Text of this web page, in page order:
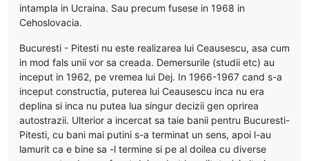
intampla in Ucraina. Sau precum fusese in 1968 in
Cehoslovacia.
Bucuresti - Pitesti nu este realizarea lui Ceausescu, asa cum
in mod fals unii vor sa creada. Demersurile (studii etc) au
inceput in 1962, pe vremea lui Dej. In 1966-1967 cand s-a
inceput constructia, puterea lui Ceausescu inca nu era
deplina si inca nu putea lua singur decizii gen oprirea
autostrazii. Ulterior a incercat sa taie banii pentru Bucuresti-
Pitesti, cu bani mai putini s-a terminat un sens, apoi l-au
lamurit ca e bine sa -l termine si pe al doilea cu diverse